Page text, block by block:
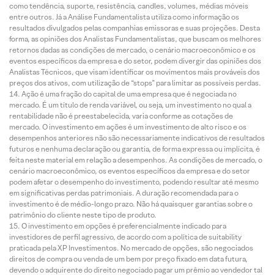
como tendência, suporte, resistência, candles, volumes, médias móveis
entre outros. Já a Análise Fundamentalista utiliza como informação os
resultados divulgados pelas companhias emissoras e suas projeções. Desta
forma, as opiniões dos Analistas Fundamentalistas, que buscam os melhores
retornos dadas as condições de mercado, o cenário macroeconômico e os
eventos específicos da empresa e do setor, podem divergir das opiniões dos
Analistas Técnicos, que visam identificar os movimentos mais prováveis dos
preços dos ativos, com utilização de “stops” para limitar as possíveis perdas.
Ação é uma fração do capital de uma empresa que é negociada no
mercado. É um título de renda variável, ou seja, um investimento no qual a
rentabilidade não é preestabelecida, varia conforme as cotações de
mercado. O investimento em ações é um investimento de alto risco e os
desempenhos anteriores não são necessariamente indicativos de resultados
futuros e nenhuma declaração ou garantia, de forma expressa ou implícita, é
feita neste material em relação a desempenhos. As condições de mercado, o
cenário macroeconômico, os eventos específicos da empresa e do setor
podem afetar o desempenho do investimento, podendo resultar até mesmo
em significativas perdas patrimoniais. A duração recomendada para o
investimento é de médio-longo prazo. Não há quaisquer garantias sobre o
patrimônio do cliente neste tipo de produto.
O investimento em opções é preferencialmente indicado para
investidores de perfil agressivo, de acordo com a política de suitability
praticada pela XP Investimentos. No mercado de opções, são negociados
direitos de compra ou venda de um bem por preço fixado em data futura,
devendo o adquirente do direito negociado pagar um prêmio ao vendedor tal